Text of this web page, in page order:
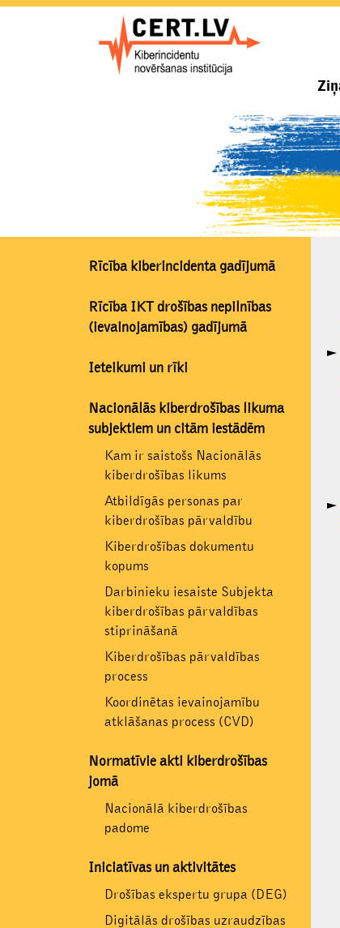
Rīcība kiberincidenta gadījumā
Rīcība IKT drošības nepilnības
(ievainojamības) gadījumā
Ieteikumi un rīki
Nacionālās kiberdrošības likuma
subjektiem un citām iestādēm
Kam ir saistošs Nacionālās
kiberdrošības likums
Atbildīgās personas par
kiberdrošības pārvaldību
Kiberdrošības dokumentu
kopums
Darbinieku iesaiste Subjekta
kiberdrošības pārvaldības
stiprināšanā
Kiberdrošības pārvaldības
process
Koordinētas ievainojamību
atklāšanas process (CVD)
Normatīvie akti kiberdrošības
jomā
Nacionālā kiberdrošības
padome
Iniciatīvas un aktivitātes
Drošības ekspertu grupa (DEG)
Digitālās drošības uzraudzības